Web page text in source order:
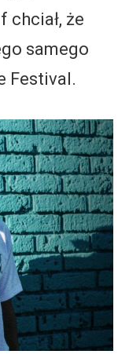
chciał, że
samego
Festival.